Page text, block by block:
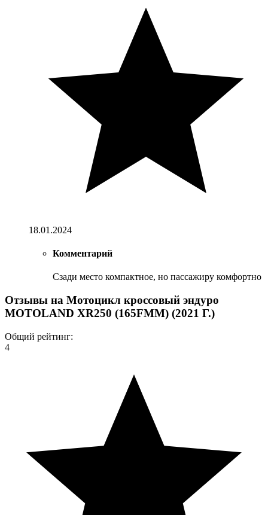
18.01.2024
Комментарий
Сзади место компактное, но пассажиру комфортно
Отзывы на Мотоцикл кроссовый эндуро
MOTOLAND XR250 (165FMM) (2021 Г.)
Общий рейтинг:
4